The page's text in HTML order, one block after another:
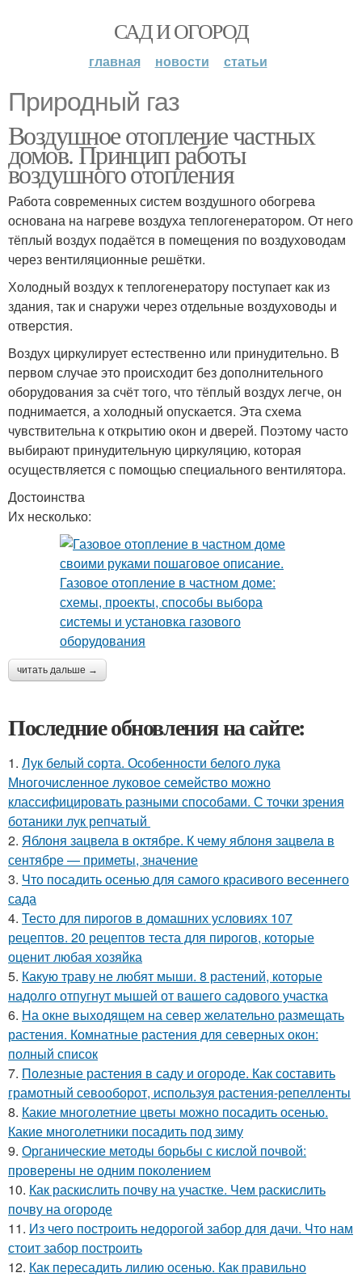
САД И ОГОРОД
главная новости статьи
Природный газ
Воздушное отопление частных
домов. Принцип работы
воздушного отопления
Работа современных систем воздушного обогрева
основана на нагреве воздуха теплогенератором. От него
тёплый воздух подаётся в помещения по воздуховодам
через вентиляционные решётки.
Холодный воздух к теплогенератору поступает как из
здания, так и снаружи через отдельные воздуховоды и
отверстия.
Воздух циркулирует естественно или принудительно. В
первом случае это происходит без дополнительного
оборудования за счёт того, что тёплый воздух легче, он
поднимается, а холодный опускается. Эта схема
чувствительна к открытию окон и дверей. Поэтому часто
выбирают принудительную циркуляцию, которая
осуществляется с помощью специального вентилятора.
Достоинства
Их несколько:
читать дальше →
Последние обновления на сайте:
1. Лук белый сорта. Особенности белого лука
Многочисленное луковое семейство можно
классифицировать разными способами. С точки зрения
ботаники лук репчатый
2. Яблоня зацвела в октябре. К чему яблоня зацвела в
сентябре — приметы, значение
3. Что посадить осенью для самого красивого весеннего
сада
4. Тесто для пирогов в домашних условиях 107
рецептов. 20 рецептов теста для пирогов, которые
оценит любая хозяйка
5. Какую траву не любят мыши. 8 растений, которые
надолго отпугнут мышей от вашего садового участка
6. На окне выходящем на север желательно размещать
растения. Комнатные растения для северных окон:
полный список
7. Полезные растения в саду и огороде. Как составить
грамотный севооборот, используя растения-репелленты
8. Какие многолетние цветы можно посадить осенью.
Какие многолетники посадить под зиму
9. Органические методы борьбы с кислой почвой:
проверены не одним поколением
10. Как раскислить почву на участке. Чем раскислить
почву на огороде
11. Из чего построить недорогой забор для дачи. Что нам
стоит забор построить
12. Как пересадить лилию осенью. Как правильно